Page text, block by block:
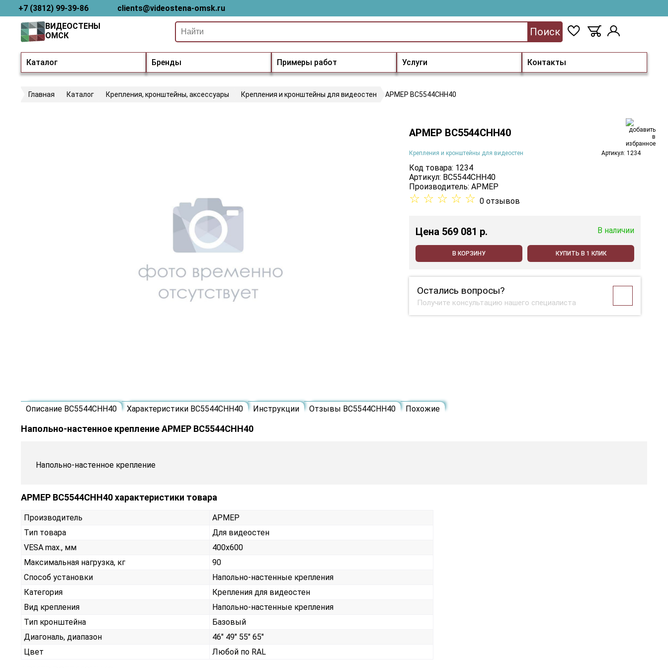
+7 (3812) 99-39-86 clients@videostena-omsk.ru
Каталог Бренды Примеры работ Услуги Контакты
ВИДЕОСТЕНЫ
ОМСК
Поиск
Главная Каталог Крепления, кронштейны, аксессуары Крепления и кронштейны для видеостен АРМЕР ВС5544СНН40
АРМЕР ВС5544СНН40
Крепления и кронштейны для видеостен Артикул: 1234
Код товара: 1234
Артикул: ВС5544СНН40
Производитель:АРМЕР
☆ ☆ ☆ ☆ ☆ 0 отзывов
Цена 569 081 p. В наличии
В КОРЗИНУ КУПИТЬ В 1 КЛИК
Остались вопросы?
Получите консультацию нашего специалиста
Описание ВС5544СНН40 Характеристики ВС5544СНН40 Инструкции Отзывы ВС5544СНН40 Похожие
Напольно-настенное крепление АРМЕР ВС5544СНН40
Напольно-настенное крепление
АРМЕР ВС5544СНН40 характеристики товара
Производитель
АРМЕР
Тип товара
Для видеостен
VESA max., мм
400х600
Максимальная нагрузка, кг
90
Способ установки
Напольно-настенные крепления
Категория
Крепления для видеостен
Вид крепления
Напольно-настенные крепления
Тип кронштейна
Базовый
Диагональ, диапазон
46" 49" 55" 65"
Цвет
Любой по RAL